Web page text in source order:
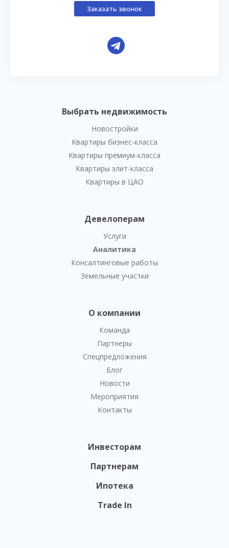
Выбрать недвижимость
Новостройки
Квартиры бизнес-класса
Квартиры премиум-класса
Квартиры элит-класса
Квартиры в ЦАО
Девелоперам
Услуги
Аналитика
Консалтинговые работы
Земельные участки
О компании
Команда
Партнеры
Спецпредложения
Блог
Новости
Мероприятия
Контакты
Инвесторам
Партнерам
Ипотека
Trade In
Заказать звонок